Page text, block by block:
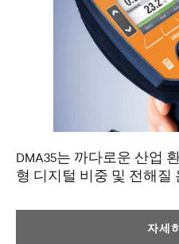
DMA35는 까다로운 산업
형 디지털 비중 및 전해질
자세